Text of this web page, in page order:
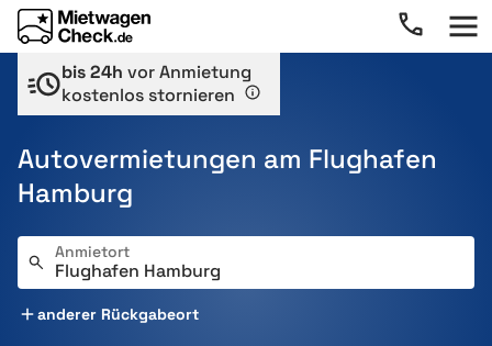
bis 24h vor Anmietung
kostenlos stornieren
Autovermietungen am Flughafen
Hamburg
Anmietort
anderer Rückgabeort